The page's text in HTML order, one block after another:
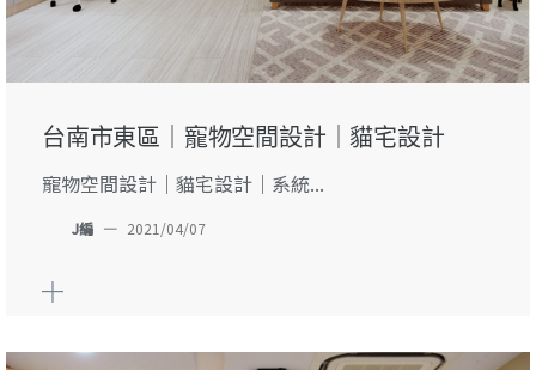
台南市東區｜寵物空間設計｜貓宅設計
寵物空間設計｜貓宅設計｜系統...
J編 — 2021/04/07